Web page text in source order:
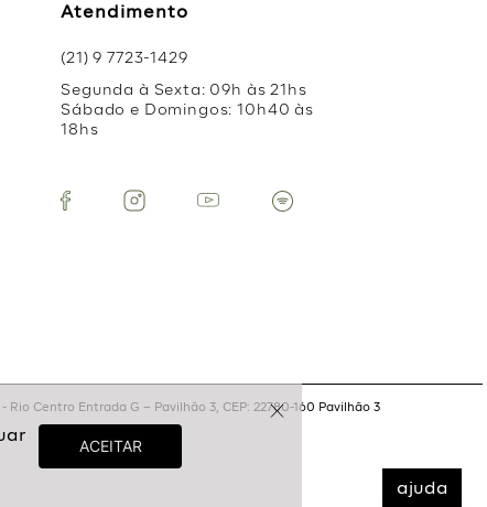
ajuda
Atendimento
(21) 9 7723-1429
Segunda à Sexta: 09h às 21hs
Sábado e Domingos: 10h40 às
18hs
Rio Centro Entrada G – Pavilhão 3, CEP: 22780-160 Pavilhão 3